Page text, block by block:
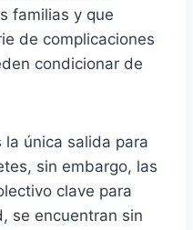
familias y que
de complicaciones
condicionar de
única salida para
sin embargo, las
clave para
se encuentran sin